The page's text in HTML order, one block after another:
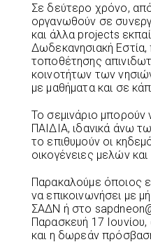
Σε δεύτερο χρόνο,
οργανωθούν σε
και άλλα projects
Δωδεκανησιακή Εστία,
τοποθέτησης
κοινοτήτων των
με μαθήματα και σε
Το σεμινάριο
ΠΑΙΔΙΑ, ιδανικά άνω
το επιθυμούν οι
οικογένειες μελών
Παρακαλούμε όποιος
να επικοινωνήσει με
ΣΑΔΝ ή στο
Παρασκευή 17
και η δωρεάν